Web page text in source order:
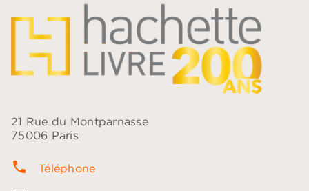
21 Rue du Montparnasse
75006 Paris
phone Téléphone